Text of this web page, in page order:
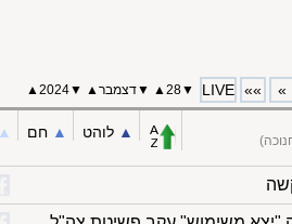
»
»»
LIVE
▼
28
▲
▼דצמבר▲
▼
2024
▲
▲︎ לוהט ▲︎ חם ▲︎